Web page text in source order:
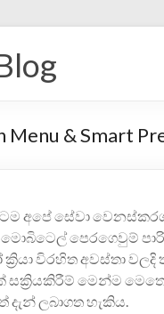
& Smart
අපේ සේවා
මොබිටෙල් පෙරගෙවුම්
විරහිත අවස්‍තා
සක්‍රියකිරී‍ම් මෙන්ම
දැන් ලබාගත හැකිය‍.